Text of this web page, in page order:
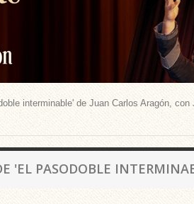
interminable' de Juan Carlos Aragón,
'EL PASODOBLE